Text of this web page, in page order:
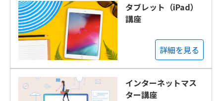
タブレット（iPad）
講座
詳細を見る
インターネットマス
ター講座